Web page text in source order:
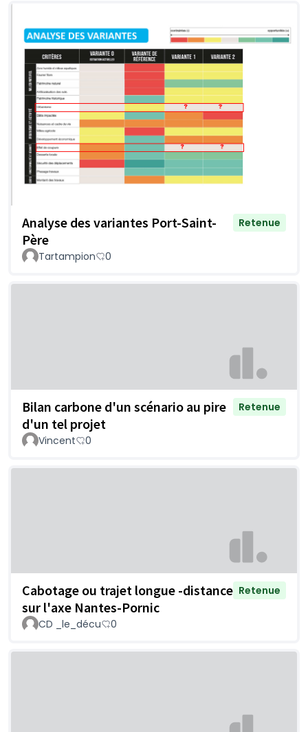
Analyse des variantes Port-Saint-
Père
Retenue
Tartampion 0
Bilan carbone d'un scénario au pire
d'un tel projet
Retenue
Vincent 0
Cabotage ou trajet longue -distance
sur l'axe Nantes-Pornic
Retenue
CD _le_décu 0